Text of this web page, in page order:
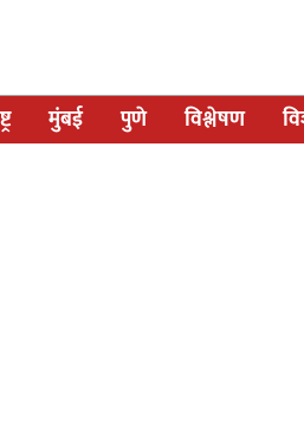
मुंबई पुणे विश्लेषण